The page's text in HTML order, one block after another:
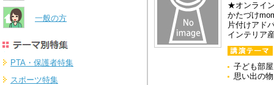
一般の方
PTA・保護者特集
スポーツ特集
★オンライ
かたづけ
片付けアド
インテリア
子ども部
思い出の